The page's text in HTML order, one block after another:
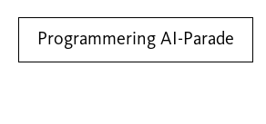
Programmering AI-Parade